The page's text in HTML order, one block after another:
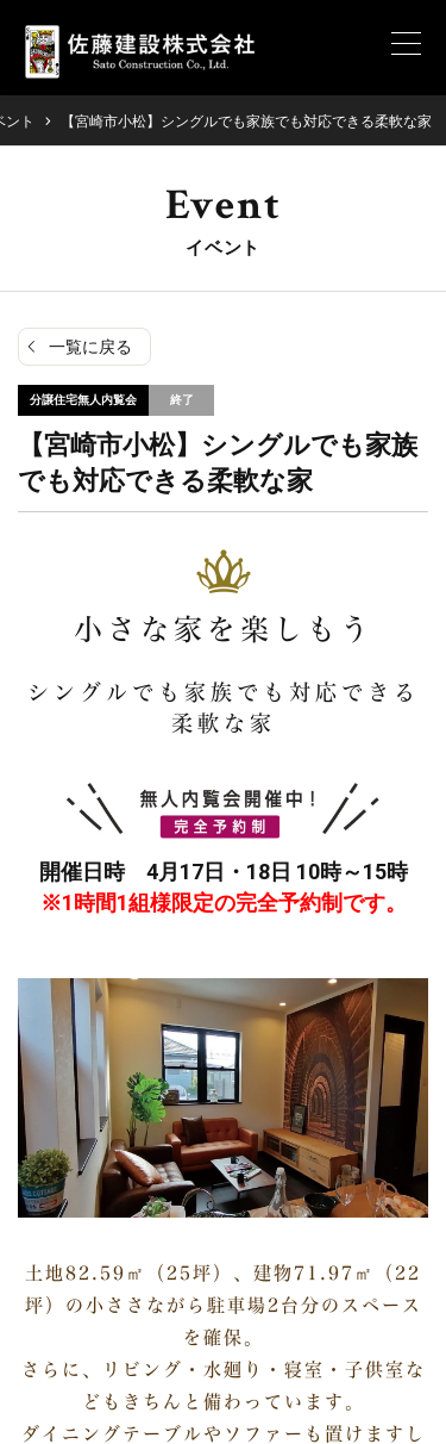
ント 【宮崎市小松】シングルでも家族でも対応できる柔軟な家
Event
イベント
一覧に戻る
分譲住宅無人内覧会
【宮崎市小松】シングルでも家族
でも対応できる柔軟な家
小さな家を楽しもう
シングルでも家族でも対応できる
柔軟な家
開催日時 4月17日・18日 10時～15時
※1時間1組様限定の完全予約制です。
土地82.59㎡（25坪）、建物71.97㎡（22
坪）の小ささながら駐車場2台分のスペース
を確保。
さらに、リビング・水廻り・寝室・子供室な
どもきちんと備わっています。
ダイニングテーブルやソファーも置けますし